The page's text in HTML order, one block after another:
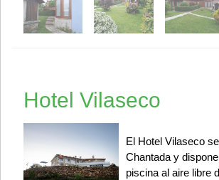
Hotel Vilaseco
El Hotel Vilaseco
Chantada y
piscina al aire libre